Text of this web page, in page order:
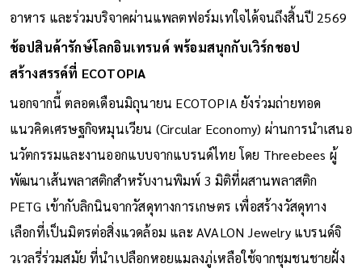
อาหาร และร่วมบริจาคผ่านแพลตฟอร์มเทใจได้จนถึงสิ้นปี 2569
ช้อปสินค้ารักษ์โลกอินเทรนด์ พร้อมสนุกกับเวิร์กชอป
สร้างสรรค์ที่ ECOTOPIA
นอกจากนี้ ตลอดเดือนมิถุนายน ECOTOPIA ยังร่วมถ่ายทอด
แนวคิดเศรษฐกิจหมุนเวียน (Circular Economy) ผ่านการนำเสนอ
นวัตกรรมและงานออกแบบจากแบรนด์ไทย โดย Threebees ผู้
พัฒนาเส้นพลาสติกสำหรับงานพิมพ์ 3 มิติที่ผสานพลาสติก
PETG เข้ากับลิกนินจากวัสดุทางการเกษตร เพื่อสร้างวัสดุทาง
เลือกที่เป็นมิตรต่อสิ่งแวดล้อม และ AVALON Jewelry แบรนด์จิ
วเวลรี่ร่วมสมัย ที่นำเปลือกหอยแมลงภู่เหลือใช้จากชุมชนชายฝั่ง